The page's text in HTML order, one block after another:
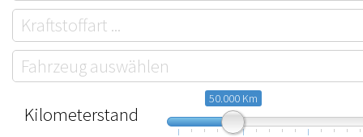
Kilometerstand
50.000 Km